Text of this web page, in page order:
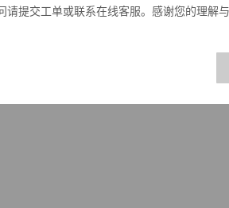
请提交工单或联系在线客服。感谢您的理解与